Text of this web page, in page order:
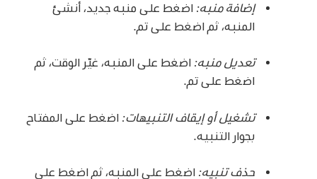
إضافة منبه:اضغط على منبه جديد، أنشئ
المنبه، ثم اضغط على تم.
تعديل منبه:اضغط على المنبه، غيّر الوقت، ثم
اضغط على تم.
تشغيل أو إيقاف التنبيهات:اضغط على المفتاح
بجوار التنبيه.
حذف تنبيه:اضغط على المنبه، ثم اضغط على